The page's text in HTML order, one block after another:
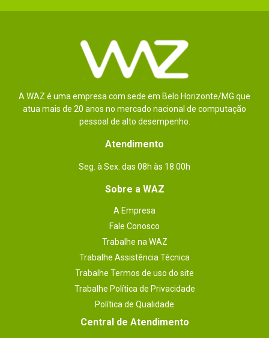
A WAZ é uma empresa com sede em Belo Horizonte/MG que
atua mais de 20 anos no mercado nacional de computação
pessoal de alto desempenho.
Atendimento
Seg. à Sex. das 08h às 18:00h
Sobre a WAZ
A Empresa
Fale Conosco
Trabalhe na WAZ
Trabalhe Assistência Técnica
Trabalhe Termos de uso do site
Trabalhe Política de Privacidade
Política de Qualidade
Central de Atendimento